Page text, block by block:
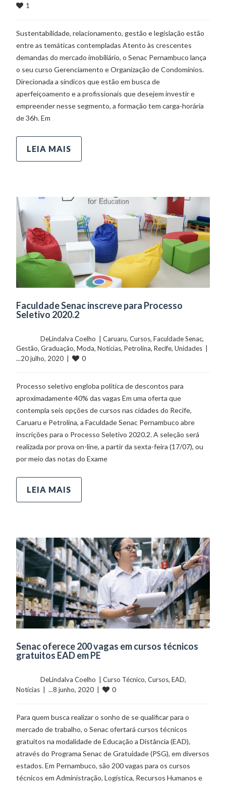
1
Sustentabilidade, relacionamento, gestão e legislação estão
entre as temáticas contempladas Atento às crescentes
demandas do mercado imobiliário, o Senac Pernambuco lança
o seu curso Gerenciamento e Organização de Condomínios.
Direcionada a síndicos que estão em busca de
aperfeiçoamento e a profissionais que desejem investir e
empreender nesse segmento, a formação tem carga-horária
de 36h. Em
LEIA MAIS
Faculdade Senac inscreve para Processo
Seletivo 2020.2
	    	DeLindalva Coelho  |
Caruaru, Cursos, Faculdade Senac
Gestão, Graduação, Moda, Notícias, Petrolina, Recife, Unidades
...20 julho, 2020  |
0
Processo seletivo engloba política de descontos para
aproximadamente 40% das vagas Em uma oferta que
contempla seis opções de cursos nas cidades do Recife,
Caruaru e Petrolina, a Faculdade Senac Pernambuco abre
inscrições para o Processo Seletivo 2020.2. A seleção será
realizada por prova on-line, a partir da sexta-feira (17/07), ou
por meio das notas do Exame
LEIA MAIS
Senac oferece 200 vagas em cursos técnicos
gratuitos EAD em PE
	    	DeLindalva Coelho  |
Curso Técnico, Cursos, EAD
Notícias
  |  ...8 junho, 2020  |
0
Para quem busca realizar o sonho de se qualificar para o
mercado de trabalho, o Senac ofertará cursos técnicos
gratuitos na modalidade de Educação a Distância (EAD),
através do Programa Senac de Gratuidade (PSG), em diversos
estados. Em Pernambuco, são 200 vagas para os cursos
técnicos em Administração, Logística, Recursos Humanos e